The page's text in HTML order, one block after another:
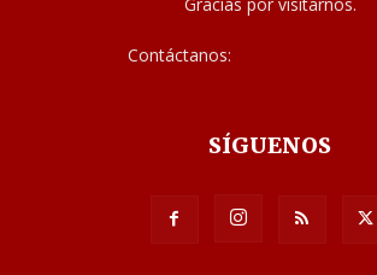
Contáctanos:
SÍGUENOS